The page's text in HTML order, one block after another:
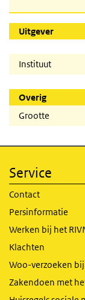
Uitgever
Instituut
Overig
Grootte
Service
Contact
Persinformatie
Werken bij het
Klachten
Woo-verzoeken
Zakendoen met